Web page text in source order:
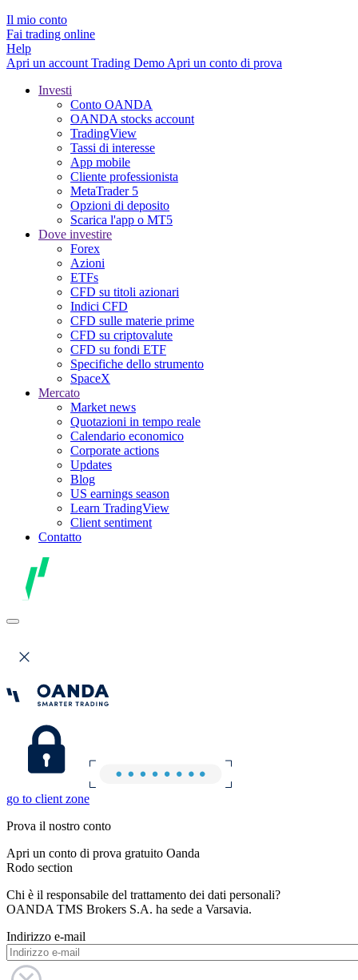
Il mio conto
Fai trading online
Help
Apri un account Trading Demo Apri un conto di prova
Investi
Conto OANDA
OANDA stocks account
TradingView
Tassi di interesse
App mobile
Cliente professionista
MetaTrader 5
Opzioni di deposito
Scarica l'app o MT5
Dove investire
Forex
Azioni
ETFs
CFD su titoli azionari
Indici CFD
CFD sulle materie prime
CFD su criptovalute
CFD su fondi ETF
Specifiche dello strumento
SpaceX
Mercato
Market news
Quotazioni in tempo reale
Calendario economico
Corporate actions
Updates
Blog
US earnings season
Learn TradingView
Client sentiment
Contatto
go to client zone
Prova il nostro conto
Apri un conto di prova gratuito Oanda
Rodo section
Chi è il responsabile del trattamento dei dati personali?
OANDA TMS Brokers S.A. ha sede a Varsavia.
Indirizzo e-mail